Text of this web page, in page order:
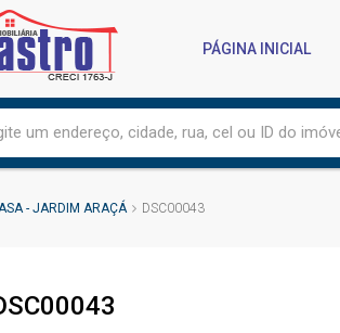
PÁGINA INICIAL
- JARDIM ARAÇÁ DSC00043